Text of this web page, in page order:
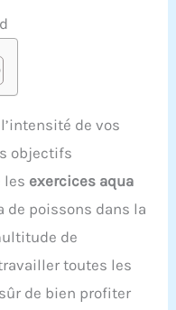
de vos
objectifs
les exercices aqua
de poissons dans la
de
toutes les
de bien profiter